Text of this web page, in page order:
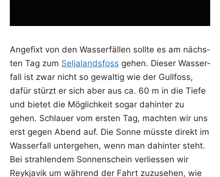
Ange­fixt von den Was­ser­fäl­len soll­te es am nächs­
ten Tag zum Sel­ja­lands­foss gehen. Die­ser Was­ser­
fall ist zwar nicht so gewal­tig wie der Gull­foss,
dafür stürzt er sich aber aus ca. 60 m in die Tie­fe
und bie­tet die Mög­lich­keit sogar dahin­ter zu
gehen. Schlau­er vom ers­ten Tag, mach­ten wir uns
erst gegen Abend auf. Die Son­ne müss­te direkt im
Was­ser­fall unter­ge­hen, wenn man dahin­ter steht.
Bei strah­len­dem Son­nen­schein ver­lies­sen wir
Reykja­vik um wäh­rend der Fahrt zuzu­se­hen, wie